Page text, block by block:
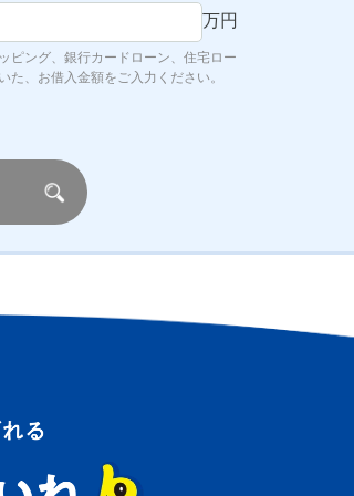
万円
ピング、銀行カードローン、住宅ロー
た、お借入金額をご入力ください。